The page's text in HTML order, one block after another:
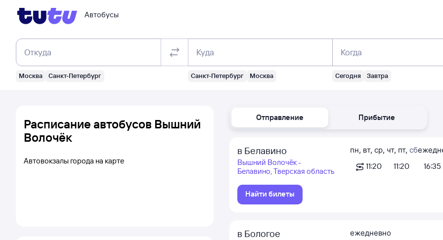
Автобусы
Откуда
Москва Санкт-Петербург
Куда
Санкт-Петербург Москва
Когда
Сегодня Завтра
Отправление Прибытие
в Белавино
Вышний Волочёк -
Белавино, Тверская область
Найти билеты
пн, вт, ср, чт, пт, сб
11:20
11:20
16:35
в Бологое
ежедневно
Расписание автобусов Вышний
Волочёк
Автовокзалы города на карте